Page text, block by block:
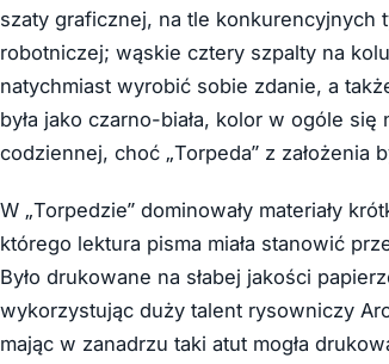
szaty graficznej, na tle konkurencyjnych
robotniczej; wąskie cztery szpalty na
natychmiast wyrobić sobie zdanie, a
była jako czarno-biała, kolor w ogóle
codziennej, choć „Torpeda” z założenia
W „Torpedzie” dominowały materiały
którego lektura pisma miała stanowić
Było drukowane na słabej jakości
wykorzystując duży talent rysowniczy
mając w zanadrzu taki atut mogła